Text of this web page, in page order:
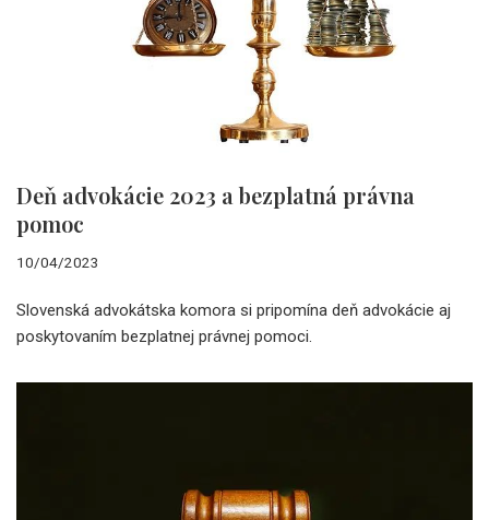
Deň advokácie 2023 a bezplatná právna
pomoc
10/04/2023
Slovenská advokátska komora si pripomína deň advokácie aj
poskytovaním bezplatnej právnej pomoci.